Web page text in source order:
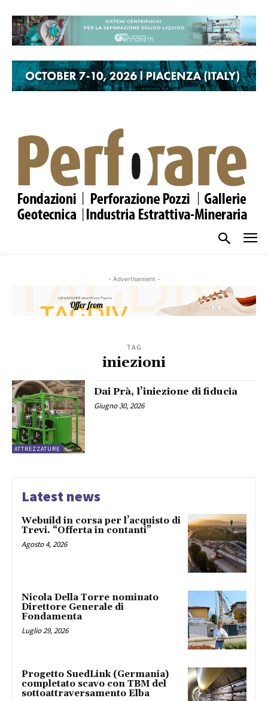
- Advertisement -
TAG
iniezioni
ATTREZZATURE
Dai Prà, l’iniezione di fiducia
Giugno 30, 2026
Latest news
Webuild in corsa per l’acquisto di
Trevi. “Offerta in contanti”
Agosto 4, 2026
Nicola Della Torre nominato
Direttore Generale di
Fondamenta
Luglio 29, 2026
Progetto SuedLink (Germania)
completato scavo con TBM del
sottoattraversamento Elba